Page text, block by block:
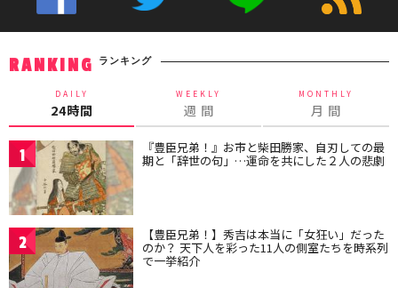
RANKING ランキング
DAILY
24時間
WEEKLY
週 間
MONTHLY
月 間
1 『豊臣兄弟！』お市と柴田勝家、自刃しての最
期と「辞世の句」…運命を共にした２人の悲劇
2 【豊臣兄弟！】秀吉は本当に「女狂い」だった
のか？ 天下人を彩った11人の側室たちを時系列
で一挙紹介